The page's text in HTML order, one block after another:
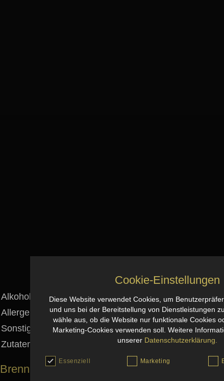
Alkoholgehalt:
6.0 % vol
Allergene:
enthält Sulfite
Sonstiges:
mit Antioxidationsmittel
Zutaten:
Apfelwein, Kohlensäure
Brenn- und Nährwertangabe pro 100ml
Cookie-Einstellungen
Diese Website verwendet Cookies, um
und uns bei der Bereitstellung von Dienstleistungen
wähle aus, ob die Website nur funktionale Cookies
Marketing-Cookies verwenden soll. Weitere
unserer Datenschutzerklärung.
Essenziell Marketing